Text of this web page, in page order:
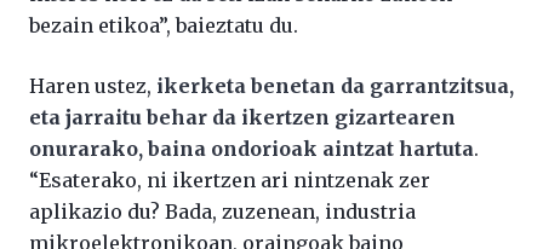
bezain etikoa”, baieztatu du.
Haren ustez, ikerketa benetan da garrantzitsua,
eta jarraitu behar da ikertzen gizartearen
onurarako, baina ondorioak aintzat hartuta.
“Esaterako, ni ikertzen ari nintzenak zer
aplikazio du? Bada, zuzenean, industria
mikroelektronikoan, oraingoak baino